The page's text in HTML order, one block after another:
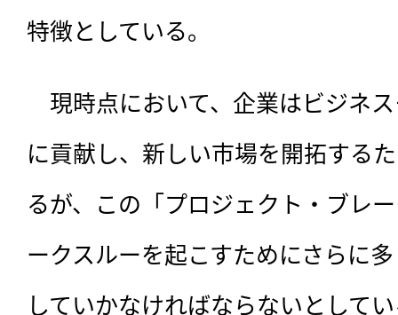
特徴としている。
現時点において、企業はビジネ
に貢献し、新しい市場を開拓する
るが、この「プロジェクト・ブレ
ークスルーを起こすためにさらに
していかなければならないとして